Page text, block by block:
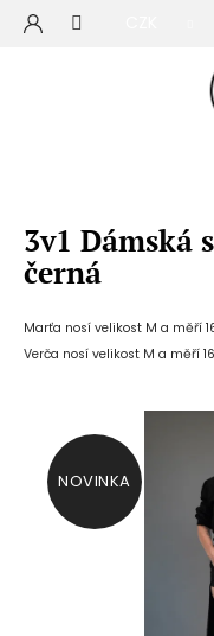
Přejít
3v1 Dámská
černá
Marťa nosí velikost M a měří
Verča nosí velikost M a měří
NOVINKA